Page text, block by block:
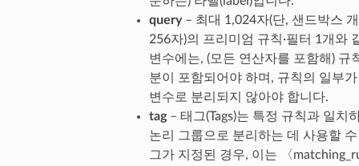
query– 최대 1,024자(단, 샌드박스
256자)의 프리미엄 규칙·필터 1개와
변수에는, (모든 연산자를 포함해) 규
분이 포함되어야 하며, 규칙의 일부
변수로 분리되지 않아야 합니다.
tag– 태그(Tags)는 특정 규칙과 일치
논리 그룹으로 분리하는 데 사용할
그가 지정된 경우, 이는 〈